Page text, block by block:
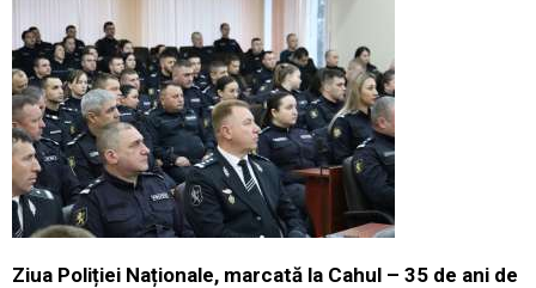
Ziua Poliției Naționale, marcată la Cahul – 35 de ani de